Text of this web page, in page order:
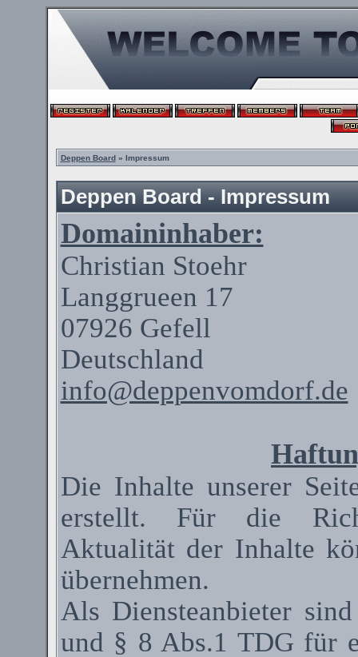
Deppen Board» Impressum
Deppen Board - Impressum
Domaininhaber:
Christian Stoehr
Langgrueen 17
07926 Gefell
Deutschland
info@deppenvomdorf.de
Die Inhalte unserer
erstellt. Für die
Aktualität der Inhalte
übernehmen.
Als Diensteanbieter
und § 8 Abs.1 TDG für